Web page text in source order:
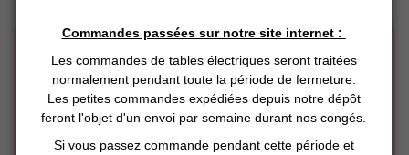
Commandes passées sur notre site internet :
Les commandes de tables électriques seront traitées
normalement pendant toute la période de fermeture.
Les petites commandes expédiées depuis notre dépôt
feront l'objet d'un envoi par semaine durant nos congés.
Si vous passez commande pendant cette période et